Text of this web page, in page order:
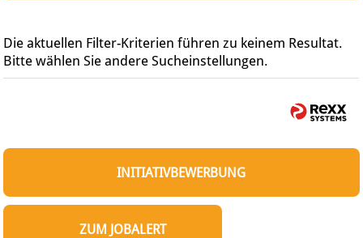
Die aktuellen Filter-Kriterien führen zu keinem Resultat.
Bitte wählen Sie andere Sucheinstellungen.
INITIATIVBEWERBUNG
ZUM JOBALERT